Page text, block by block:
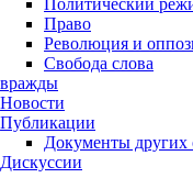
Политический
Право
Революция и
Свобода слова
Новости
Публикации
Документы других
Дискуссии